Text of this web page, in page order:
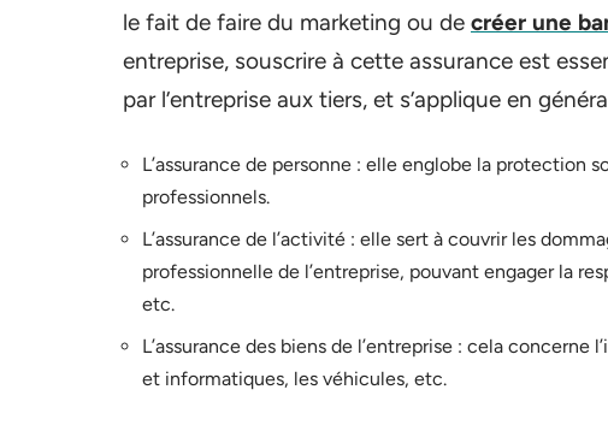
le fait de faire du marketing ou de créer une
entreprise, souscrire à cette assurance est
par l’entreprise aux tiers, et s’applique en
L’assurance de personne : elle englobe la protection
professionnels.
L’assurance de l’activité : elle sert à couvrir les
professionnelle de l’entreprise, pouvant engager la
etc.
L’assurance des biens de l’entreprise : cela
et informatiques, les véhicules, etc.